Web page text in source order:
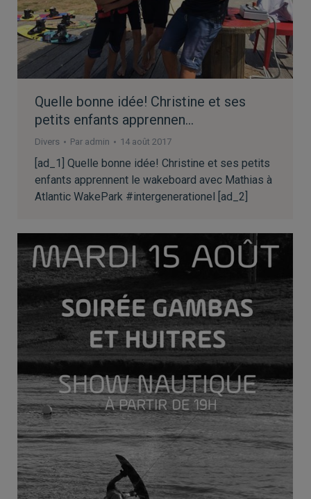
Quelle bonne idée! Christine et ses
petits enfants apprennen…
Divers Par admin 14 août 2017
[ad_1] Quelle bonne idée! Christine et ses petits
enfants apprennent le wakeboard avec Mathias à
Atlantic WakePark #intergenerationel [ad_2]